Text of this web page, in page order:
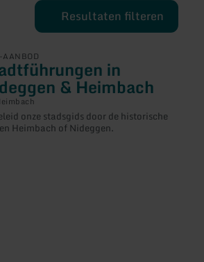
Resultaten filteren
AANBOD in
& Heimbach
onze stadsgids door de historische
Heimbach of Nideggen.